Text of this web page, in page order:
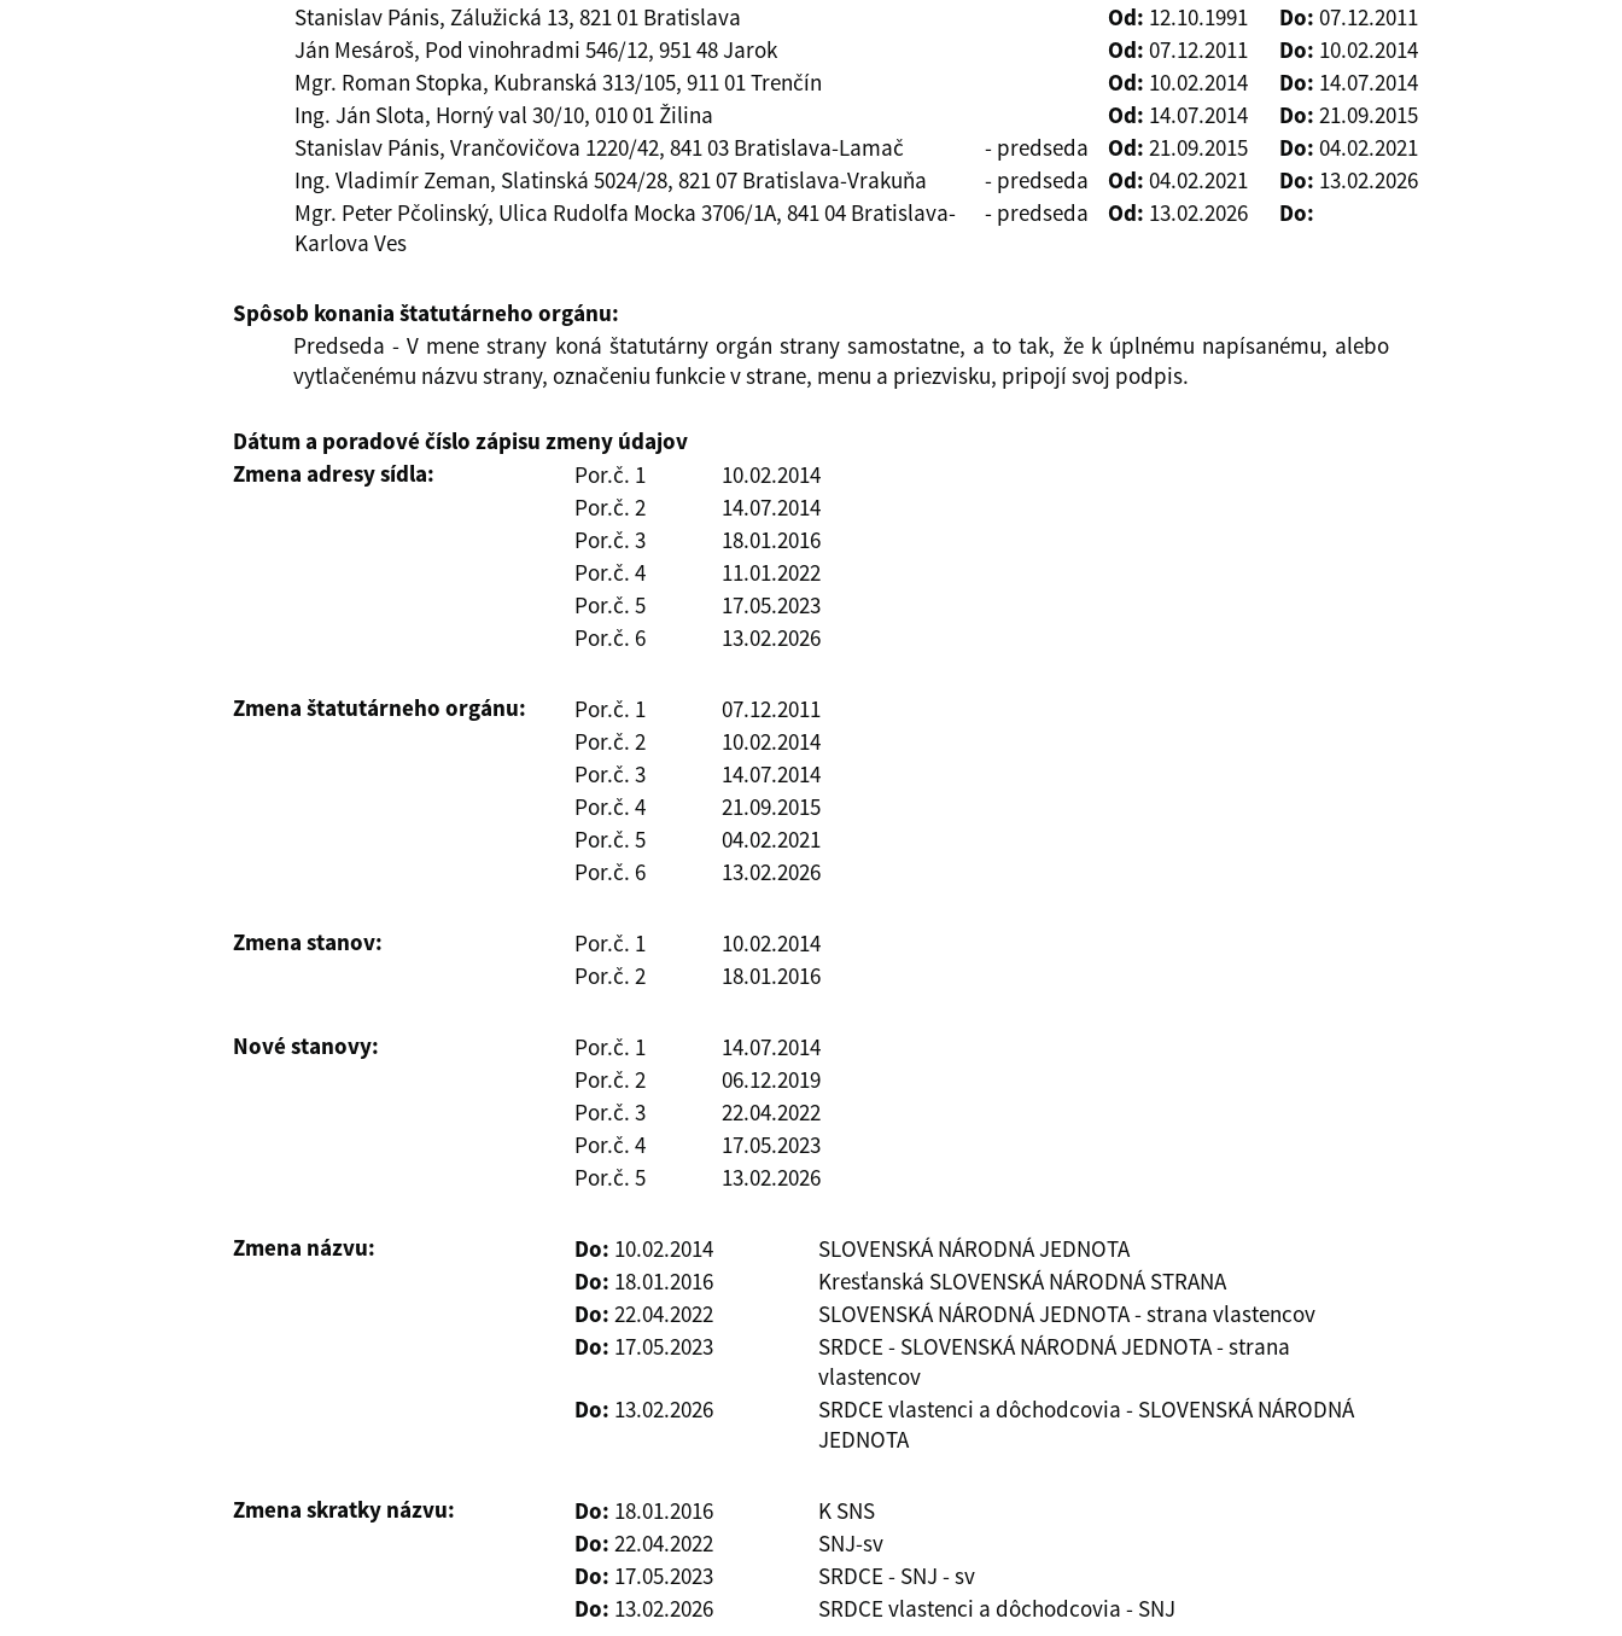
Stanislav Pánis, Zálužická 13, 821 01 Bratislava
Od: 12.10.1991 Do: 07.12.2011
Ján Mesároš, Pod vinohradmi 546/12, 951 48 Jarok
Od: 07.12.2011 Do: 10.02.2014
Mgr. Roman Stopka, Kubranská 313/105, 911 01 Trenčín
Od: 10.02.2014 Do: 14.07.2014
Ing. Ján Slota, Horný val 30/10, 010 01 Žilina
Od: 14.07.2014 Do: 21.09.2015
Stanislav Pánis, Vrančovičova 1220/42, 841 03 Bratislava-Lamač
- predseda Od: 21.09.2015 Do: 04.02.2021
Ing. Vladimír Zeman, Slatinská 5024/28, 821 07 Bratislava-Vrakuňa
- predseda Od: 04.02.2021 Do: 13.02.2026
Mgr. Peter Pčolinský, Ulica Rudolfa Mocka 3706/1A, 841 04 Bratislava-
Karlova Ves
- predseda Od: 13.02.2026 Do:
Spôsob konania štatutárneho orgánu:
Predseda - V mene strany koná štatutárny orgán strany samostatne, a to tak, že k úplnému napísanému, alebo
vytlačenému názvu strany, označeniu funkcie v strane, menu a priezvisku, pripojí svoj podpis.
Dátum a poradové číslo zápisu zmeny údajov
Zmena adresy sídla:
Por.č. 1
10.02.2014
Por.č. 2
14.07.2014
Por.č. 3
18.01.2016
Por.č. 4
11.01.2022
Por.č. 5
17.05.2023
Por.č. 6
13.02.2026
Zmena štatutárneho orgánu: Por.č. 1
07.12.2011
Por.č. 2
10.02.2014
Por.č. 3
14.07.2014
Por.č. 4
21.09.2015
Por.č. 5
04.02.2021
Por.č. 6
13.02.2026
Zmena stanov: Por.č. 1
10.02.2014
Por.č. 2
18.01.2016
Nové stanovy: Por.č. 1
14.07.2014
Por.č. 2
06.12.2019
Por.č. 3
22.04.2022
Por.č. 4
17.05.2023
Por.č. 5
13.02.2026
Zmena názvu: Do: 10.02.2014
SLOVENSKÁ NÁRODNÁ JEDNOTA
Do: 18.01.2016
Kresťanská SLOVENSKÁ NÁRODNÁ STRANA
Do: 22.04.2022
SLOVENSKÁ NÁRODNÁ JEDNOTA - strana vlastencov
Do: 17.05.2023
SRDCE - SLOVENSKÁ NÁRODNÁ JEDNOTA - strana
vlastencov
Do: 13.02.2026
SRDCE vlastenci a dôchodcovia - SLOVENSKÁ NÁRODNÁ
JEDNOTA
Zmena skratky názvu: Do: 18.01.2016
K SNS
Do: 22.04.2022
SNJ-sv
Do: 17.05.2023
SRDCE - SNJ - sv
Do: 13.02.2026 SRDCE vlastenci a dôchodcovia - SNJ